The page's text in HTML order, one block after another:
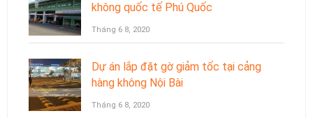
không quốc tế Phú Quốc
Tháng 6 8, 2020
Dự án lắp đặt gờ giảm tốc tại cảng
hàng không Nội Bài
Tháng 6 8, 2020